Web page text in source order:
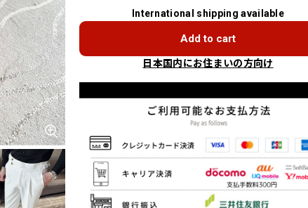
International shipping available
Add to cart
日本国内にお住まいの方向け